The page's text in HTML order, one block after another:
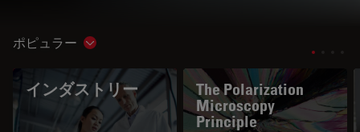
ポピュラー Show subnavigation
インダストリー
The Polarization
Microscopy
Principle